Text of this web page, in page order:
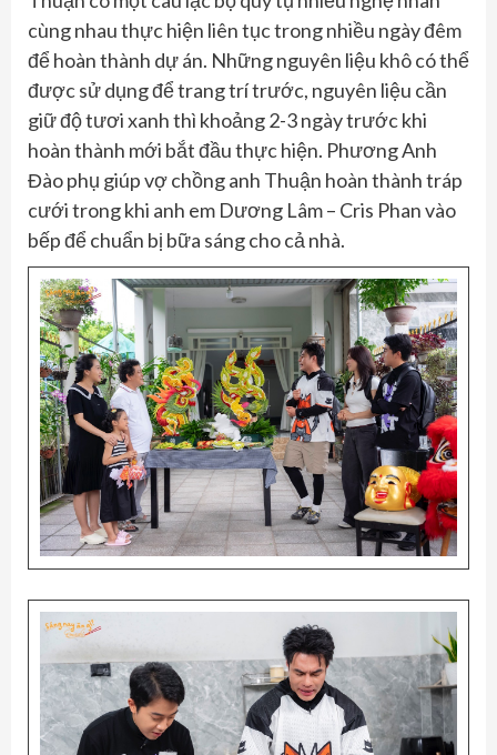
cùng nhau thực hiện liên tục trong nhiều ngày đêm
để hoàn thành dự án. Những nguyên liệu khô có thể
được sử dụng để trang trí trước, nguyên liệu cần
giữ độ tươi xanh thì khoảng 2-3 ngày trước khi
hoàn thành mới bắt đầu thực hiện. Phương Anh
Đào phụ giúp vợ chồng anh Thuận hoàn thành tráp
cưới trong khi anh em Dương Lâm – Cris Phan vào
bếp để chuẩn bị bữa sáng cho cả nhà.